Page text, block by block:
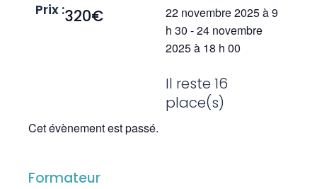
Prix :320€ 22 novembre 2025à9
h 30 -24 novembre
2025à 18 h 00
Il reste 16
place(s)
Cet évènement est passé.
Formateur